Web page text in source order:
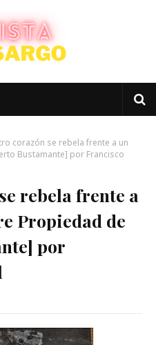
corazón se rebela frente a un
Bustamante] por Francisco
rebela frente a
Propiedad de
por